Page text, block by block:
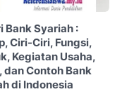
Bank Syariah :
Ciri-Ciri, Fungsi,
Kegiatan Usaha,
dan Contoh Bank
di Indonesia